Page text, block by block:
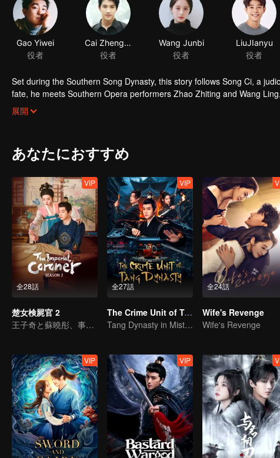
Gao Yiwei
役者
Cai Zhengjie
役者
Wang Junbi
役者
LiuJIanyu
役者
Set during the Southern Song Dynasty, this story follows Song Ci, a
fate, he meets Southern Opera performers Zhao Zhiting and Wang
solving four murder cases through investigation, interrogation, and
展開
あなたにおすすめ
全28話
VIP
楚女検屍官 2
王子奇と蘇曉彤、事件を解決しながら恋に落ちる
全27話
VIP
The Crime Unit of Tang Dynasty
Tang Dynasty in Mist: Crack the Serial Killings!
全24話
Wife's Revenge
Wife's Revenge
VIP VIP